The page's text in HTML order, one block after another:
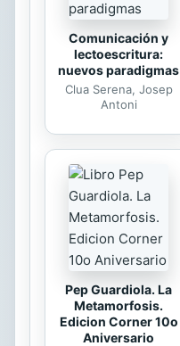
Comunicación y
lectoescritura:
nuevos paradigmas
Clua Serena, Josep
Antoni
Pep Guardiola. La
Metamorfosis.
Edicion Corner 10o
Aniversario